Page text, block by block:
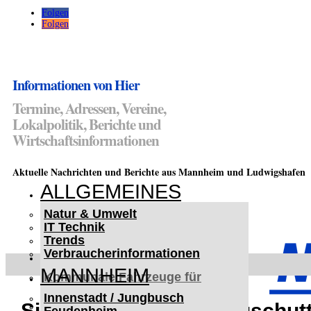
Folgen
Folgen
Informationen von Hier
Termine, Adressen, Vereine,
Lokalpolitik, Berichte und
Wirtschaftsinformationen
Aktuelle Nachrichten und Berichte aus Mannheim und Ludwigshafen
ALLGEMEINES
Natur & Umwelt
IT Technik
Trends
Verbraucherinformationen
MANNHEIM
Innenstadt / Jungbusch
< UKRAINE >
Kommunale Fahrzeuge für
Czernowitz
Nutzfahrzeuge für Czernowitz